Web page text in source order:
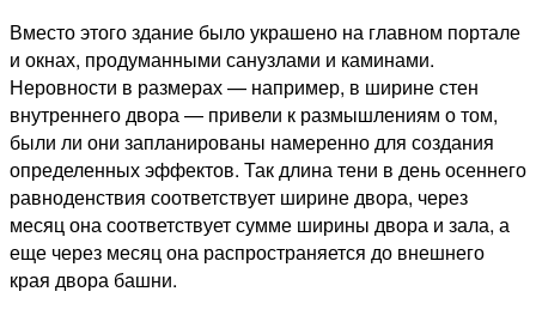
Вместо этого здание было украшено на главном портале
и окнах, продуманными санузлами и каминами.
Неровности в размерах — например, в ширине стен
внутреннего двора — привели к размышлениям о том,
были ли они запланированы намеренно для создания
определенных эффектов. Так длина тени в день осеннего
равноденствия соответствует ширине двора, через
месяц она соответствует сумме ширины двора и зала, а
еще через месяц она распространяется до внешнего
края двора башни.